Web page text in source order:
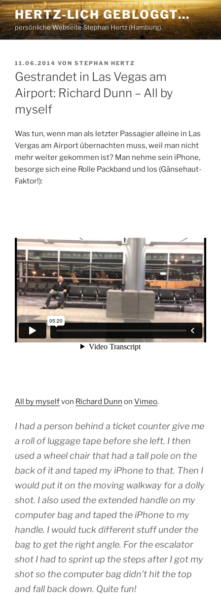
Zum
Inhalt
springen
HERTZ-LICH GEBLOGGT…
persönliche Webseite Stephan Hertz (Hamburg).
VERÖFFENTLICHT
AM
11.06.2014 VON STEPHAN HERTZ
Gestrandet in Las Vegas am
Airport: Richard Dunn – All by
myself
Was tun, wenn man als letzter Passagier alleine in Las
Vergas am Airport übernachten muss, weil man nicht
mehr weiter gekommen ist? Man nehme sein iPhone,
besorge sich eine Rolle Packband und los (Gänsehaut-
Faktor!):
All by myselfvon Richard Dunn on Vimeo.
I had a person behind a ticket counter give me
a roll of luggage tape before she left. I then
used a wheel chair that had a tall pole on the
back of it and taped my iPhone to that. Then I
would put it on the moving walkway for a dolly
shot. I also used the extended handle on my
computer bag and taped the iPhone to my
handle. I would tuck different stuff under the
bag to get the right angle. For the escalator
shot I had to sprint up the steps after I got my
shot so the computer bag didn’t hit the top
and fall back down. Quite fun!